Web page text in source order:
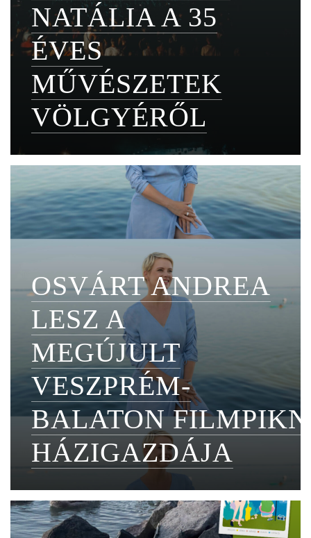
NATÁLIA A 35
ÉVES
MŰVÉSZETEK
VÖLGYÉRŐL
OSVÁRT ANDREA
LESZ A
MEGÚJULT
VESZPRÉM-
BALATON
HÁZIGAZDÁJA